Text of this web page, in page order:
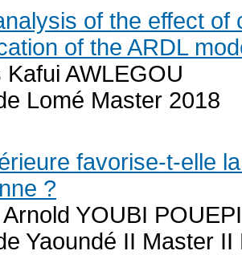
of the effect
of the ARDL
AWLEGOU
Lomé Master 2018
favorise-t-elle
?
YOUBI POUEPI
Yaoundé II Master II